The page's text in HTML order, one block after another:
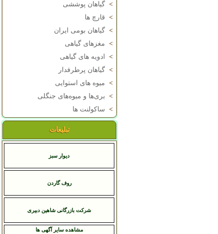
> گیاهان پوششی
> قارچ ها
> گیاهان بومی ایران
> مغزهای گیاهی
>
ادویه های گیاهی
> گیاهان پرطرفدار
> میوه های استوایی
> بری‌ها و میوه‌های جنگلی
> ساکولنت ها
تبلیغات
دیوار سبز
روف گاردن
شرکت بازرگانی شاهین دبیری
مشاهده سایر آگهی ها